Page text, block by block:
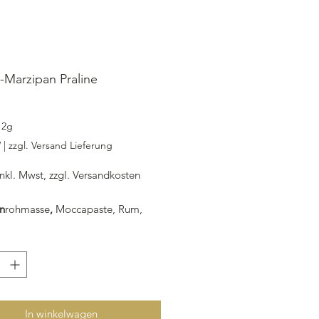
Praline
| zzgl. Versand Lieferung
Mwst, zzgl. Versandkosten
rohmasse, Moccapaste, Rum,
Bitterkuvertüre, Mocabohne
Lieferung /Abholung vor Ort
In winkelwagen